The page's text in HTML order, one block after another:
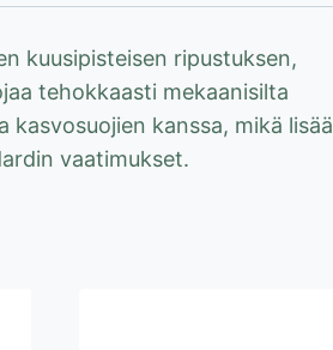
kuusipisteisen ripustuksen,
tehokkaasti mekaanisilta
kanssa, mikä lisää
vaatimukset.